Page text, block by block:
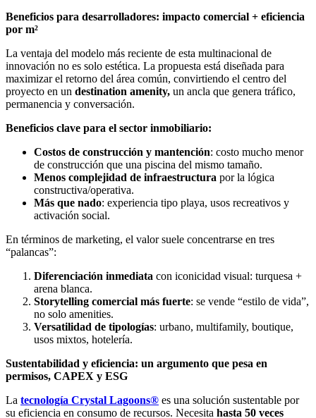
Beneficios para desarrolladores: impacto comercial + eficiencia
por m²
La ventaja del modelo más reciente de esta multinacional de
innovación no es solo estética. La propuesta está diseñada para
maximizar el retorno del área común, convirtiendo el centro del
proyecto en un destination amenity, un ancla que genera tráfico,
permanencia y conversación.
Beneficios clave para el sector inmobiliario:
Costos de construcción y mantención: costo mucho menor
de construcción que una piscina del mismo tamaño.
Menos complejidad de infraestructura por la lógica
constructiva/operativa.
Más que nado: experiencia tipo playa, usos recreativos y
activación social.
En términos de marketing, el valor suele concentrarse en tres
“palancas”:
Diferenciación inmediata con iconicidad visual: turquesa +
arena blanca.
Storytelling comercial más fuerte: se vende “estilo de vida”,
no solo amenities.
Versatilidad de tipologías: urbano, multifamily, boutique,
usos mixtos, hotelería.
Sustentabilidad y eficiencia: un argumento que pesa en
permisos, CAPEX y ESG
La tecnología Crystal Lagoons® es una solución sustentable por
su eficiencia en consumo de recursos. Necesita hasta 50 veces